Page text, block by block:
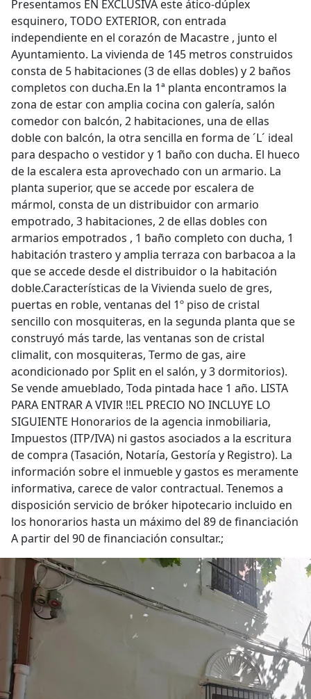
Presentamos EN EXCLUSIVA este ático-dúplex
esquinero, TODO EXTERIOR, con entrada
independiente en el corazón de Macastre , junto el
Ayuntamiento. La vivienda de 145 metros construidos
consta de 5 habitaciones (3 de ellas dobles) y 2 baños
completos con ducha.En la 1ª planta encontramos la
zona de estar con amplia cocina con galería, salón
comedor con balcón, 2 habitaciones, una de ellas
doble con balcón, la otra sencilla en forma de ´L´ ideal
para despacho o vestidor y 1 baño con ducha. El hueco
de la escalera esta aprovechado con un armario. La
planta superior, que se accede por escalera de
mármol, consta de un distribuidor con armario
empotrado, 3 habitaciones, 2 de ellas dobles con
armarios empotrados , 1 baño completo con ducha, 1
habitación trastero y amplia terraza con barbacoa a la
que se accede desde el distribuidor o la habitación
doble.Características de la Vivienda suelo de gres,
puertas en roble, ventanas del 1º piso de cristal
sencillo con mosquiteras, en la segunda planta que se
construyó más tarde, las ventanas son de cristal
climalit, con mosquiteras, Termo de gas, aire
acondicionado por Split en el salón, y 3 dormitorios).
Se vende amueblado, Toda pintada hace 1 año. LISTA
PARA ENTRAR A VIVIR !!EL PRECIO NO INCLUYE LO
SIGUIENTE Honorarios de la agencia inmobiliaria,
Impuestos (ITP/IVA) ni gastos asociados a la escritura
de compra (Tasación, Notaría, Gestoría y Registro). La
información sobre el inmueble y gastos es meramente
informativa, carece de valor contractual. Tenemos a
disposición servicio de bróker hipotecario incluido en
los honorarios hasta un máximo del 89 de financiación
A partir del 90 de financiación consultar.;